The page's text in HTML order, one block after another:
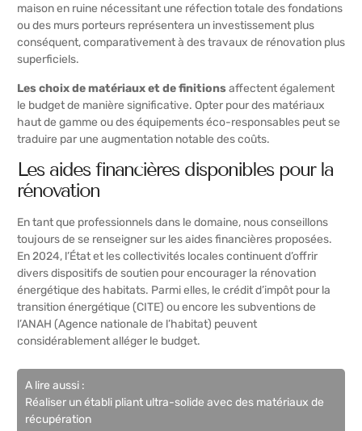
maison en ruine nécessitant une réfection totale des fondations
ou des murs porteurs représentera un investissement plus
conséquent, comparativement à des travaux de rénovation plus
superficiels.
Les choix de matériaux et de finitionsaffectent également
le budget de manière significative. Opter pour des matériaux
haut de gamme ou des équipements éco-responsables peut se
traduire par une augmentation notable des coûts.
Les aides financières disponibles pour la
rénovation
En tant que professionnels dans le domaine, nous conseillons
toujours de se renseigner sur les aides financières proposées.
En 2024, l’État et les collectivités locales continuent d’offrir
divers dispositifs de soutien pour encourager la rénovation
énergétique des habitats. Parmi elles, le crédit d’impôt pour la
transition énergétique (CITE) ou encore les subventions de
l’ANAH (Agence nationale de l’habitat) peuvent
considérablement alléger le budget.
A lire aussi :
Réaliser un établi pliant ultra-solide avec des matériaux de
récupération